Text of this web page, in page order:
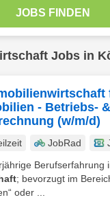
Jobs in
- Betriebs- &
(w/m/d)
JobRad
Berufserfahrung
; bevorzugt im
oder ...